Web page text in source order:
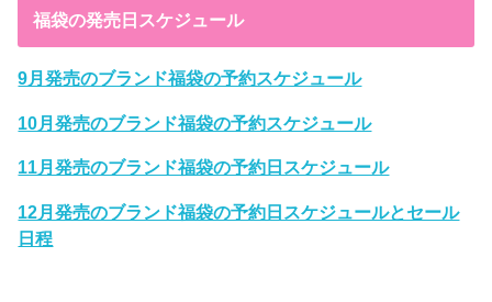
福袋の発売日スケジュール
9月発売のブランド福袋の予約スケジュール
10月発売のブランド福袋の予約スケジュール
11月発売のブランド福袋の予約日スケジュール
12月発売のブランド福袋の予約日スケジュールとセール
日程